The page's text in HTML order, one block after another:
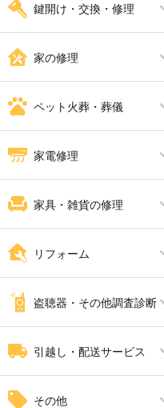
アスファルト工事
アライグマ・イタチ・ハクビ
アンテナ工事
照明工事
鍵開け・交換・修理
鍵開け・交換・修理
ガラス修理・交換
家の修理
水漏れ修理・トイレつまり工
バッテリー上がり
ペット火葬・葬儀
ペット火葬・葬儀
消臭・脱臭
家電修理
エアコン修理
パソコン修理
家具・雑貨の修理
家具修理
屋根工事
リフォーム
内装工事
防犯カメラ設置
盗聴器・その他調査診断
盗聴器調査
家具組立・移動
引越し・配送サービス
引越し
自動ドア修理
その他